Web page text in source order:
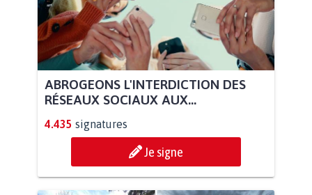
ABROGEONS L'INTERDICTION DES
RÉSEAUX SOCIAUX AUX...
4.435 signatures
Je signe